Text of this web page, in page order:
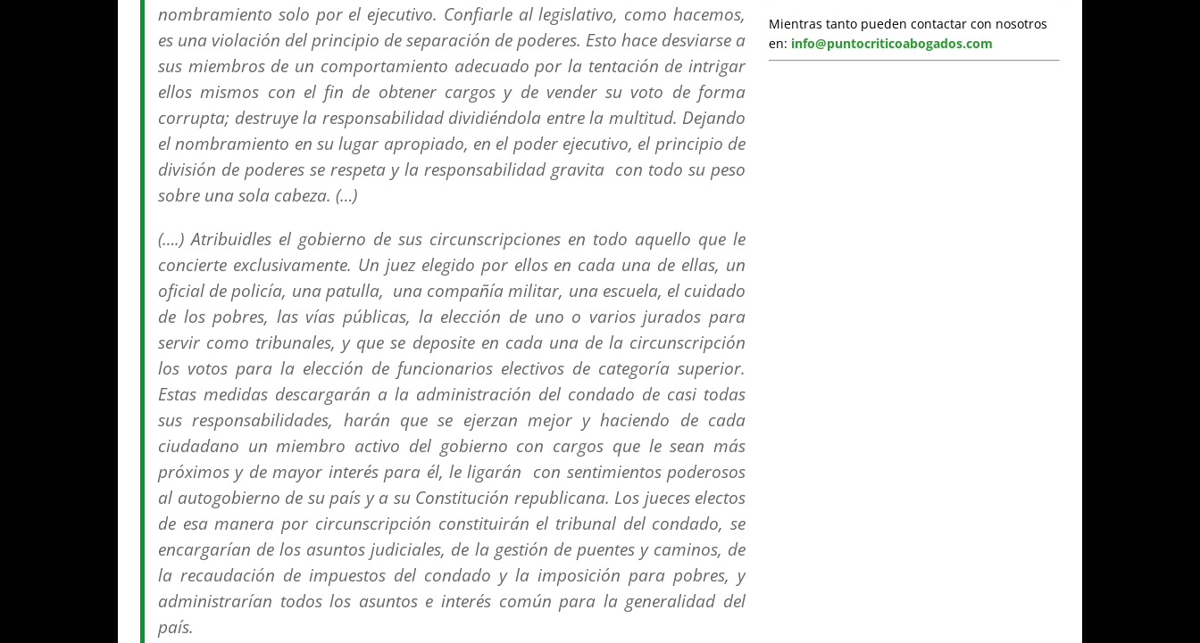
nombramiento solo por el ejecutivo. Confiarle al legislativo, como hacemos,
es una violación del principio de separación de poderes. Esto hace desviarse a
sus miembros de un comportamiento adecuado por la tentación de intrigar
ellos mismos con el fin de obtener cargos y de vender su voto de forma
corrupta; destruye la responsabilidad dividiéndola entre la multitud. Dejando
el nombramiento en su lugar apropiado, en el poder ejecutivo, el principio de
división de poderes se respeta y la responsabilidad gravita con todo su peso
sobre una sola cabeza. (…)
(….) Atribuidles el gobierno de sus circunscripciones en todo aquello que le
concierte exclusivamente. Un juez elegido por ellos en cada una de ellas, un
oficial de policía, una patulla, una compañía militar, una escuela, el cuidado
de los pobres, las vías públicas, la elección de uno o varios jurados para
servir como tribunales, y que se deposite en cada una de la circunscripción
los votos para la elección de funcionarios electivos de categoría superior.
Estas medidas descargarán a la administración del condado de casi todas
sus responsabilidades, harán que se ejerzan mejor y haciendo de cada
ciudadano un miembro activo del gobierno con cargos que le sean más
próximos y de mayor interés para él, le ligarán con sentimientos poderosos
al autogobierno de su país y a su Constitución republicana. Los jueces electos
de esa manera por circunscripción constituirán el tribunal del condado, se
encargarían de los asuntos judiciales, de la gestión de puentes y caminos, de
la recaudación de impuestos del condado y la imposición para pobres, y
administrarían todos los asuntos e interés común para la generalidad del
país.
Mientras tanto pueden contactar con nosotros
en: info@puntocriticoabogados.com